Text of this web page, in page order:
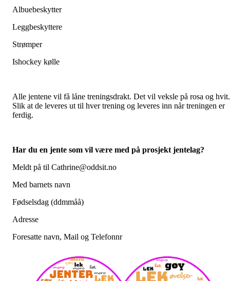
Albuebeskytter
Leggbeskyttere
Strømper
Ishockey kølle
Alle jentene vil få låne treningsdrakt. Det vil veksle på rosa og hvit.
Slik at de leveres ut til hver trening og leveres inn når treningen er
ferdig.
Har du en jente som vil være med på prosjekt jentelag?
Meldt på til Cathrine@oddsit.no
Med barnets navn
Fødselsdag (ddmmåå)
Adresse
Foresatte navn, Mail og Telefonnr